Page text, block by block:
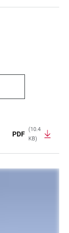
PDF
(10.4
KB)